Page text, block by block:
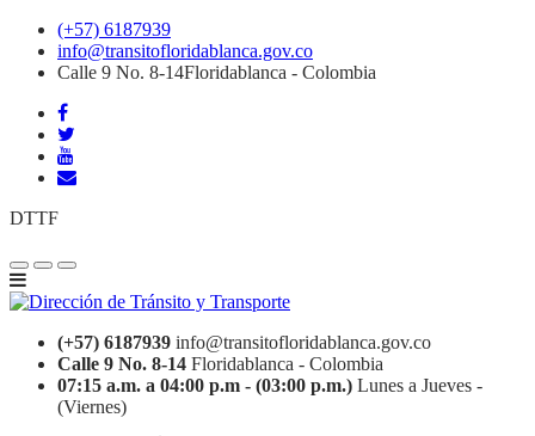
(+57) 6187939
info@transitofloridablanca.gov.co
Calle 9 No. 8-14Floridablanca - Colombia
DTTF
(+57) 6187939 info@transitofloridablanca.gov.co
Calle 9 No. 8-14 Floridablanca - Colombia
07:15 a.m. a 04:00 p.m - (03:00 p.m.) Lunes a Jueves -
(Viernes)